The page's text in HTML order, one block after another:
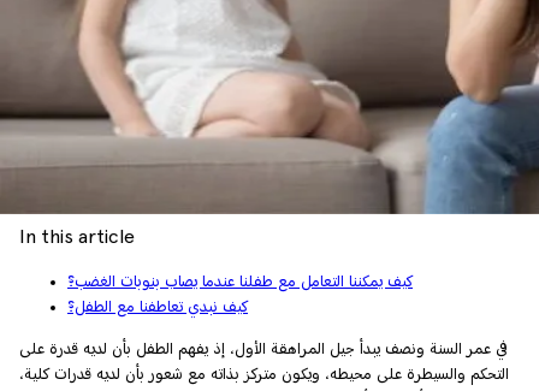
In this article
كيف يمكننا التعامل مع طفلنا عندما يصاب بنوبات الغضب؟
كيف نبدي تعاطفنا مع الطفل؟
في عمر السنة ونصف يبدأ جيل المراهقة الأول، إذ يفهم الطفل بأن لديه قدرة على
التحكم والسيطرة على محيطه، ويكون متركز بذاته مع شعور بأن لديه قدرات كلية،